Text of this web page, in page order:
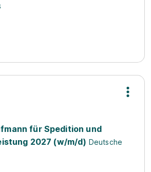
für Spedition und
2027 (w/m/d) Deutsche